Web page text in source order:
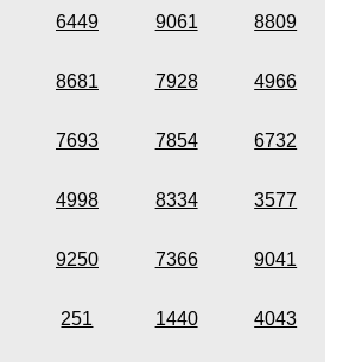
6449 9061 8809
8681 7928 4966
7693 7854 6732
4998 8334 3577
9250 7366 9041
251 1440 4043